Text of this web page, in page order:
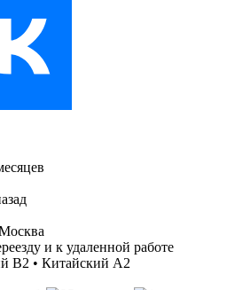
и к удаленной работе
В2 • Китайский А2